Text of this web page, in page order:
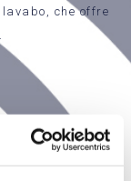
che offre